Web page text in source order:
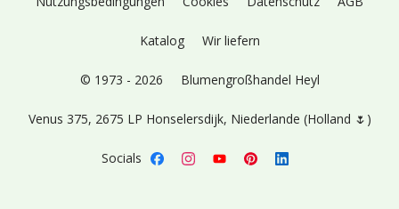
Katalog Wir liefern
© 1973 - 2026 Blumengroßhandel Heyl
Venus 375, 2675 LP Honselersdijk, Niederlande (Holland 🌷)
Socials